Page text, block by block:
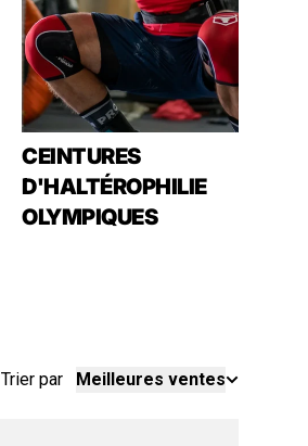
CEINTURES
D'HALTÉROPHILIE
OLYMPIQUES
Trier par Meilleures ventes